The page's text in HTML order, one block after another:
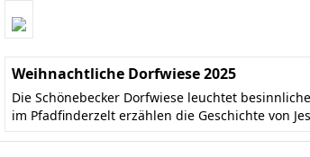
Weihnachtliche Dorfwiese 2025
Die Schönebecker Dorfwiese leuchtet
im Pfadfinderzelt erzählen die Geschichte von